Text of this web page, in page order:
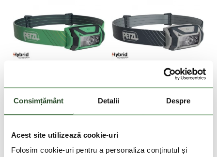
Consimțământ Detalii Despre
Acest site utilizează cookie-uri
Folosim cookie-uri pentru a personaliza conținutul și
369 Lei
Marime unica Marime unica